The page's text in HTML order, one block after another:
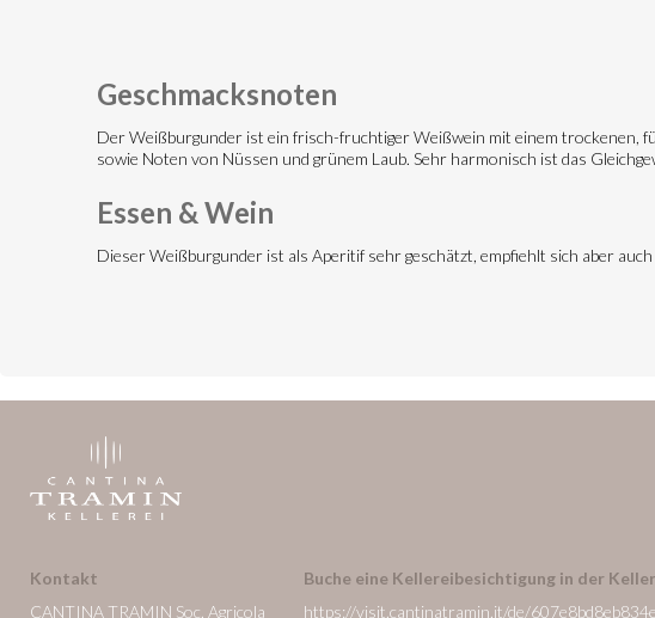
Geschmacksnoten
Der Weißburgunder ist ein frisch-fruchtiger Weißwein mit einem trockenen,
sowie Noten von Nüssen und grünem Laub. Sehr harmonisch ist das
Essen & Wein
Dieser Weißburgunder ist als Aperitif sehr geschätzt, empfiehlt sich aber
Kontakt
CANTINA TRAMIN Soc. Agricola
Buche eine Kellereibesichtigung in der
https://visit.cantinatramin.it/de/